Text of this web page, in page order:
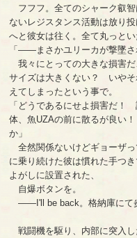
フフフ。全てのシャーク叡
ないレジスタンス活動は放り
へと彼女は往く。全て丸っと
「――まさかユリーカが撃墜さ
我々にとっての大きな損害
サイズは大きくない？ いやそ
えてしまったという事で。
「どうであるにせよ損害だ
体、魚UZAの前に散るが良
か」
全然関係ないけどギョーザ
に乗り続けた彼は慣れた手つ
よがしに設置された、
自爆ボタンを。
――I'll be back。格納庫にて
戦闘機を駆り、内部に突入